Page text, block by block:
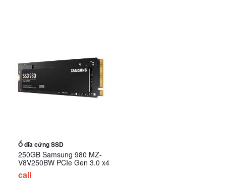
Ổ đĩa cứng SSD
250GB Samsung 980 MZ-
V8V250BW PCIe Gen 3.0 x4
call